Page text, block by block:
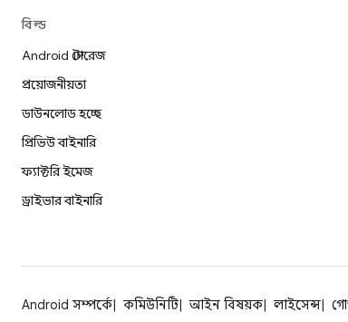
বিল্ড
Android স্টোরেজ
প্রয়োজনীয়তা
ডাউনলোড হচ্ছে
প্রিভিউ বাইনারি
ফ্যাক্টরি ইমেজ
ড্রাইভার বাইনারি
Android সম্পর্কে কমিউনিটি আইন বিষয়ক লাইসেন্স